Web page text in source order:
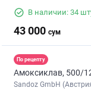
В наличии: 34
43 000 сум
По рецепту
Амоксиклав, 500/
Sandoz GmbH